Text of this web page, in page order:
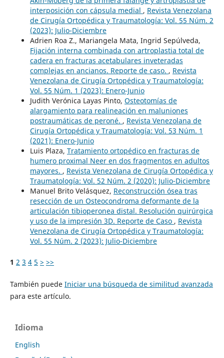
interposición con cápsula medial , Revista Venezolana
de Cirugía Ortopédica y Traumatología: Vol. 55 Núm. 2
(2023): Julio-Diciembre
Adrien Roa Z., Mariangela Mata, Ingrid Sepúlveda,
Fijación interna combinada con artroplastia total de
cadera en fracturas acetabulares inveteradas
complejas en ancianos. Reporte de caso. , Revista
Venezolana de Cirugía Ortopédica y Traumatología:
Vol. 55 Núm. 1 (2023): Enero-Junio
Judith Verónica Layas Pinto, Osteotomías de
alargamiento para realineación en maluniones
postraumáticas de peroné. , Revista Venezolana de
Cirugía Ortopédica y Traumatología: Vol. 53 Núm. 1
(2021): Enero-Junio
Luis Plaza, Tratamiento ortopédico en fracturas de
humero proximal Neer en dos fragmentos en adultos
mayores. , Revista Venezolana de Cirugía Ortopédica y
Traumatología: Vol. 52 Núm. 2 (2020): Julio-Diciembre
Manuel Brito Velásquez, Reconstrucción ósea tras
resección de un Osteocondroma deformante de la
articulación tibioperonea distal. Resolución quirúrgica
y uso de la impresión 3D. Reporte de Caso , Revista
Venezolana de Cirugía Ortopédica y Traumatología:
Vol. 55 Núm. 2 (2023): Julio-Diciembre
1 2 3 4 5 > >>
También puede Iniciar una búsqueda de similitud avanzada
para este artículo.
Idioma
English